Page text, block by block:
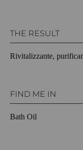
THE RESULT
Rivitalizzante,
FIND ME IN
Bath Oil